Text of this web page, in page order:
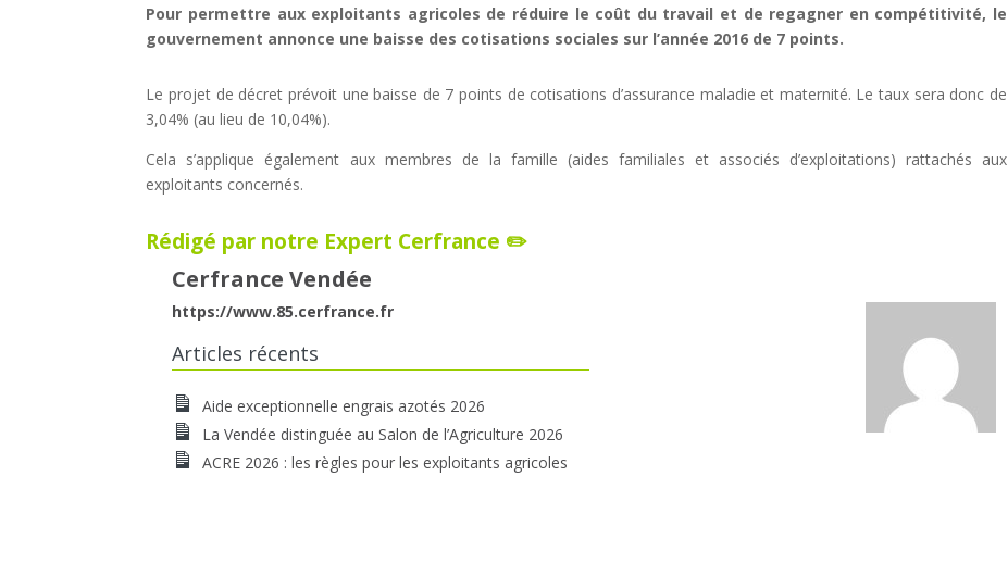
Pour permettre aux exploitants agricoles de réduire le coût du travail et de regagner en compétitivité, le
gouvernement annonce une baisse des cotisations sociales sur l’année 2016 de 7 points.
Le projet de décret prévoit une baisse de 7 points de cotisations d’assurance maladie et maternité. Le taux sera donc de
3,04% (au lieu de 10,04%).
Cela s’applique également aux membres de la famille (aides familiales et associés d’exploitations) rattachés aux
exploitants concernés.
Rédigé par notre Expert Cerfrance ✏️
Cerfrance Vendée
https://www.85.cerfrance.fr
Articles récents
Aide exceptionnelle engrais azotés 2026
La Vendée distinguée au Salon de l’Agriculture 2026
ACRE 2026 : les règles pour les exploitants agricoles